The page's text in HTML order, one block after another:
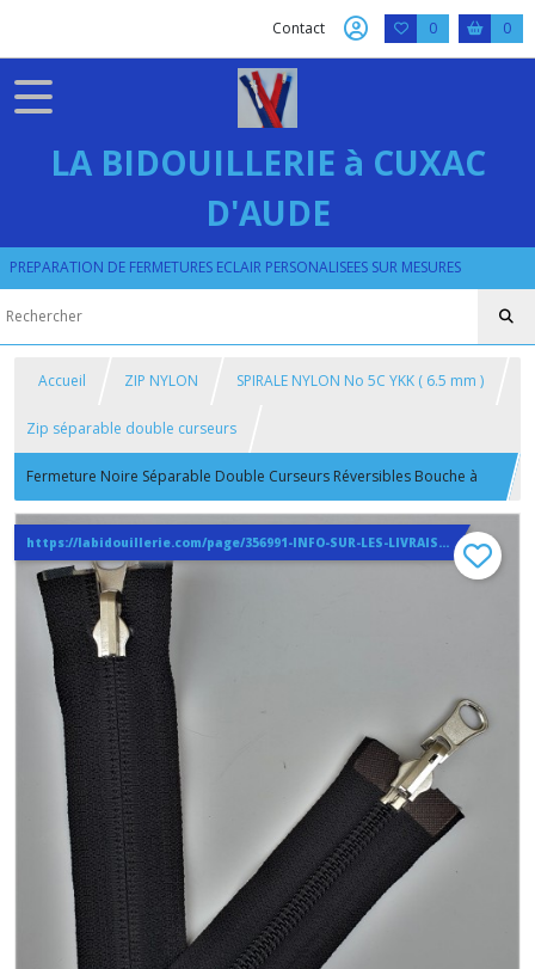
Contact 0 0
LA BIDOUILLERIE à CUXAC
D'AUDE
PREPARATION DE FERMETURES ECLAIR PERSONALISEES SUR MESURES
Accueil ZIP NYLON SPIRALE NYLON No 5C YKK ( 6.5 mm )
Zip séparable double curseurs
Fermeture Noire Séparable Double Curseurs Réversibles Bouche à
Bouche sur Mesure
https://labidouillerie.com/page/356991-INFO-SUR-LES-LIVRAISONS.html